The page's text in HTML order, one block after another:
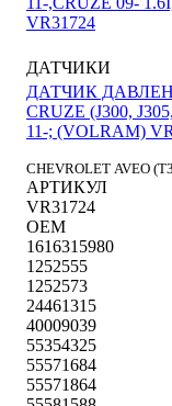
ДАТЧИКИ
ДАТЧИК
CRUZE (J300,
11-; (VOLRAM)
CHEVROLET AVEO
АРТИКУЛ
VR31724
OEM
1616315980
1252555
1252573
24461315
40009039
55354325
55571684
55571864